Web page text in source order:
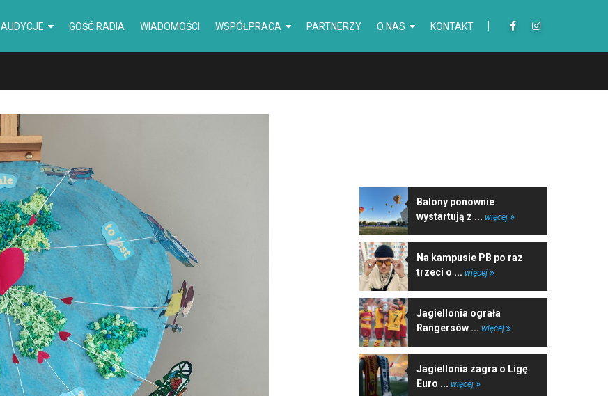
AUDYCJE GOŚĆ RADIA WIADOMOŚCI WSPÓŁPRACA PARTNERZY O NAS KONTAKT
Balony ponownie
wystartują z ... więcej
Na kampusie PB po raz
trzeci o ... więcej
Jagiellonia ograła
Rangersów ... więcej
Jagiellonia zagra o Ligę
Euro ... więcej